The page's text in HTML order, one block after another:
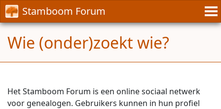
Stamboom Forum
Wie (onder)zoekt wie?
Het Stamboom Forum is een online sociaal netwerk
voor genealogen. Gebruikers kunnen in hun profiel